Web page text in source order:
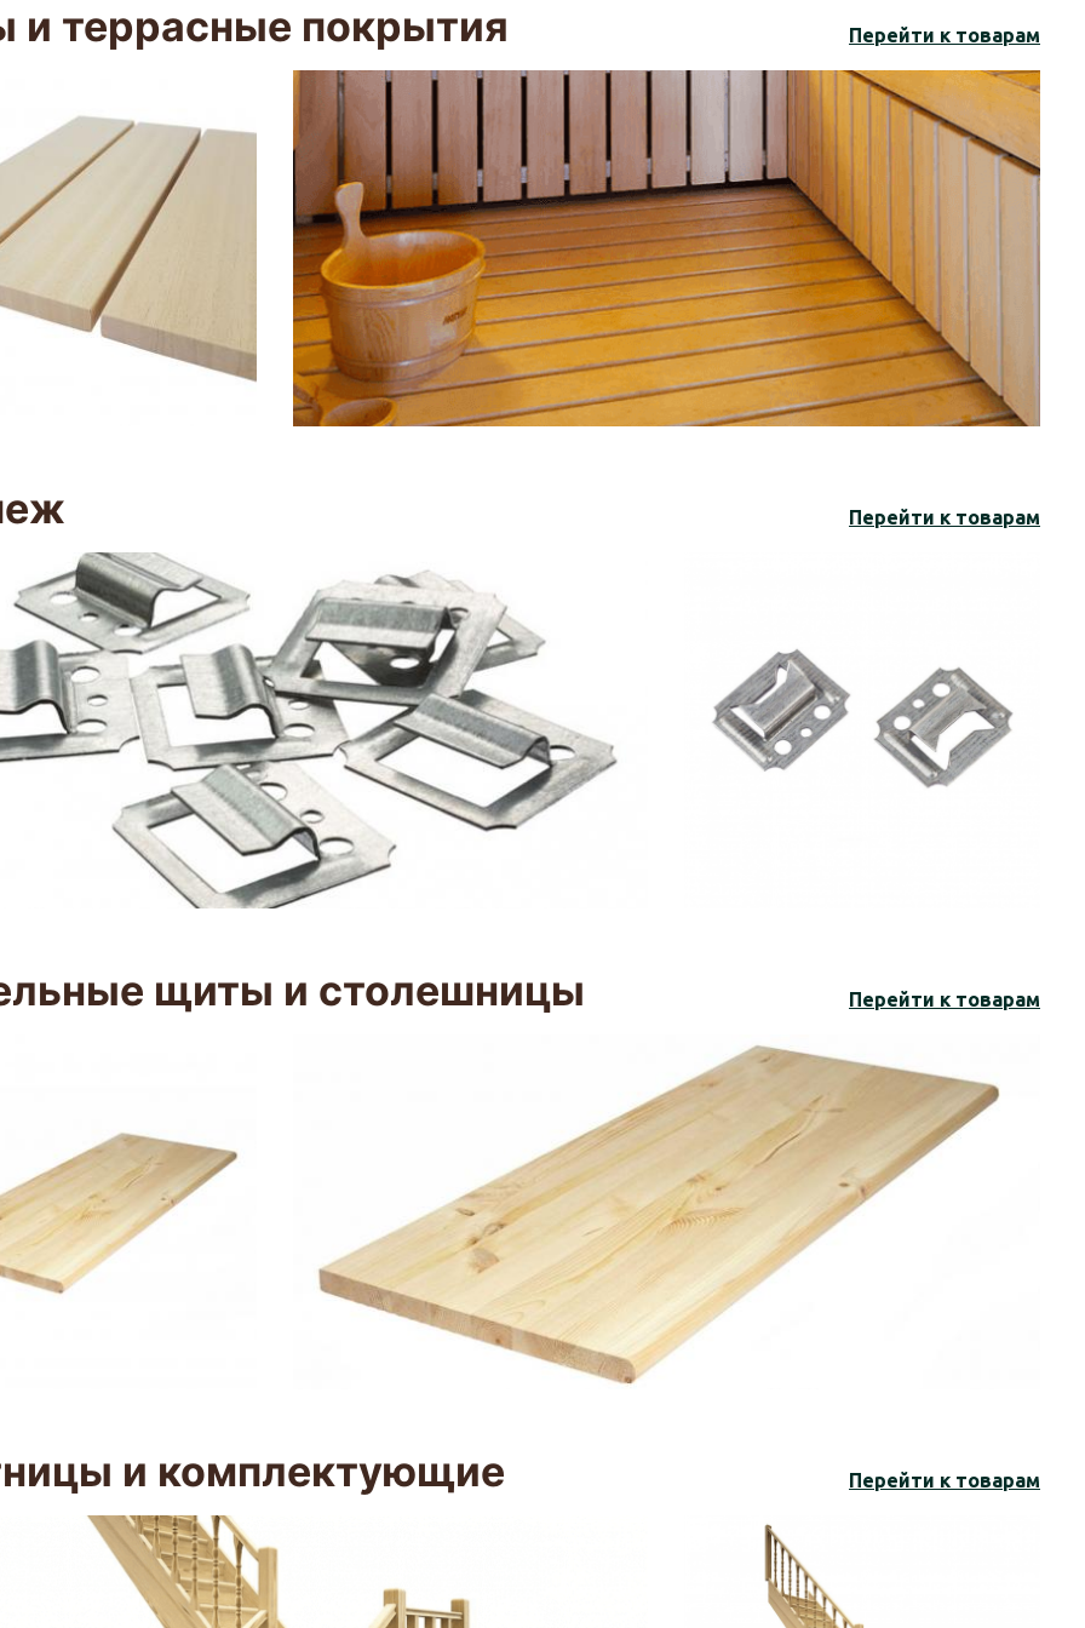
и террасные покрытия Перейти к товарам
Перейти к товарам
щиты и столешницы Перейти к товарам
и комплектующие Перейти к товарам